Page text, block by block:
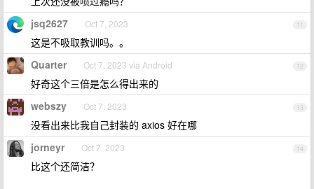
11
jsq2627 Oct 7, 2023
这是不吸取教训吗。。
12
Quarter Oct 7, 2023 via Android
好奇这个三倍是怎么得出来的
13
webszy Oct 7, 2023
没看出来比我自己封装的 axios 好在哪
14
jorneyr Oct 7, 2023
比这个还简洁？